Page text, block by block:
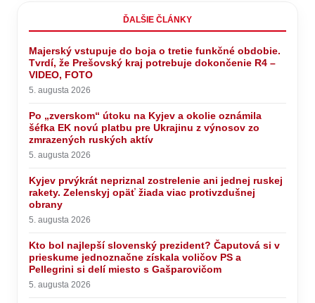
ĎALŠIE ČLÁNKY
Majerský vstupuje do boja o tretie funkčné obdobie.
Tvrdí, že Prešovský kraj potrebuje dokončenie R4 –
VIDEO, FOTO
5. augusta 2026
Po „zverskom“ útoku na Kyjev a okolie oznámila
šéfka EK novú platbu pre Ukrajinu z výnosov zo
zmrazených ruských aktív
5. augusta 2026
Kyjev prvýkrát nepriznal zostrelenie ani jednej ruskej
rakety. Zelenskyj opäť žiada viac protivzdušnej
obrany
5. augusta 2026
Kto bol najlepší slovenský prezident? Čaputová si v
prieskume jednoznačne získala voličov PS a
Pellegrini si delí miesto s Gašparovičom
5. augusta 2026